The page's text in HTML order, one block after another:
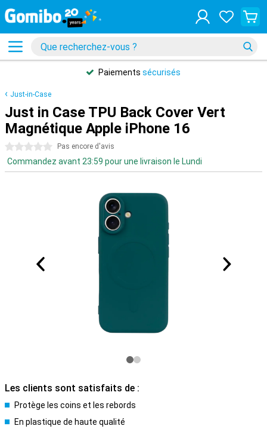
Paiements sécurisés
Just-in-Case
Just in Case TPU Back Cover Vert
Magnétique Apple iPhone 16
0 étoiles Pas encore d'avis
Commandez avant 23:59 pour une livraison le Lundi
Les clients sont satisfaits de :
Protège les coins et les rebords
En plastique de haute qualité